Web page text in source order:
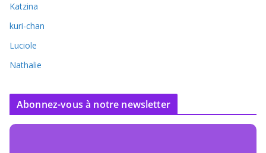
Katzina
kuri-chan
Luciole
Nathalie
Abonnez-vous à notre newsletter